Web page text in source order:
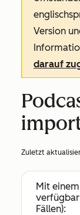
Version
darauf
Zuletzt
Mit
verfügbar
Fällen):